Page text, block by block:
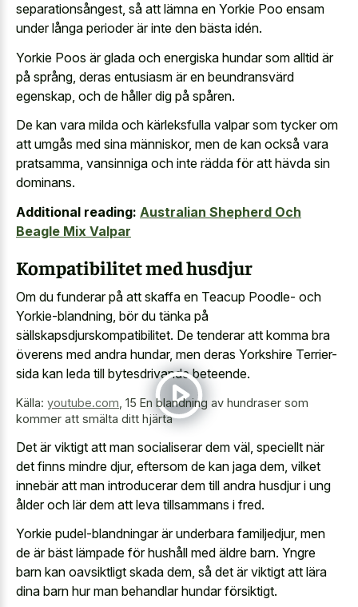
separationsångest, så att lämna en Yorkie Poo ensam
under långa perioder är inte den bästa idén.
Yorkie Poos är glada och energiska hundar som alltid är
på språng, deras entusiasm är en beundransvärd
egenskap, och de håller dig på spåren.
De kan vara milda och kärleksfulla valpar som tycker om
att umgås med sina människor, men de kan också vara
pratsamma, vansinniga och inte rädda för att hävda sin
dominans.
Additional reading: Australian Shepherd Och
Beagle Mix Valpar
Kompatibilitet med husdjur
Om du funderar på att skaffa en Teacup Poodle- och
Yorkie-blandning, bör du tänka på
sällskapsdjurskompatibilitet. De tenderar att komma bra
överens med andra hundar, men deras Yorkshire Terrier-
sida kan leda till bytesdrivande beteende.
Källa: youtube.com 15 En blandning av hundraser som
kommer att smälta ditt hjärta
Det är viktigt att man socialiserar dem väl, speciellt när
det finns mindre djur, eftersom de kan jaga dem, vilket
innebär att man introducerar dem till andra husdjur i ung
ålder och lär dem att leva tillsammans i fred.
Yorkie pudel-blandningar är underbara familjedjur, men
de är bäst lämpade för hushåll med äldre barn. Yngre
barn kan oavsiktligt skada dem, så det är viktigt att lära
dina barn hur man behandlar hundar försiktigt.